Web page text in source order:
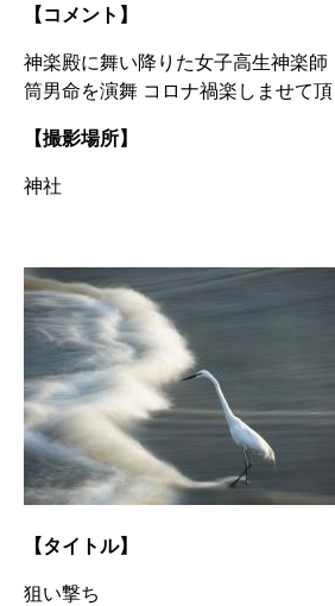
【コメント】
神楽殿に舞い降りた女子高生神楽師
筒男命を演舞 コロナ禍楽しませて頂
【撮影場所】
神社
【タイトル】
狙い撃ち